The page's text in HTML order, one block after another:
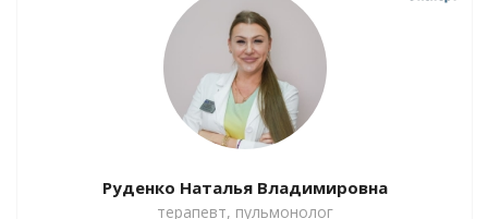
Руденко Наталья Владимировна
терапевт, пульмонолог